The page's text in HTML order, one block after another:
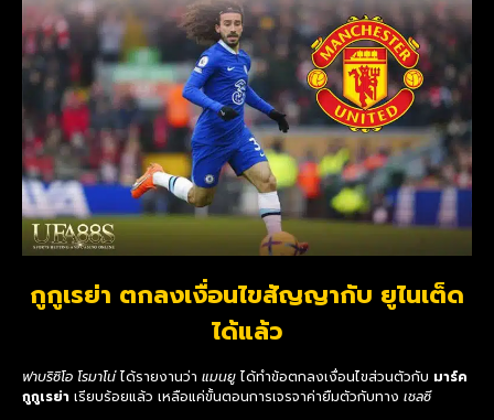
กูกูเรย่า ตกลงเงื่อนไขสัญญากับ ยูไนเต็ด
ได้แล้ว
ฟาบริซิโอ โรมาโน่ได้รายงานว่า แมนยู ได้ทำข้อตกลงเงื่อนไขส่วนตัวกับ มาร์ค
กูกูเรย่า เรียบร้อยแล้ว เหลือแค่ขั้นตอนการเจรจาค่ายืมตัวกับทาง เชลซี